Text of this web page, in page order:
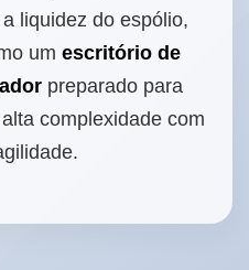
liquidez do espólio,
um escritório de
preparado para
complexidade com